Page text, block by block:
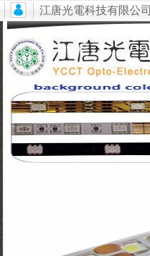
江唐光電科技有限公司